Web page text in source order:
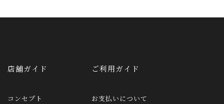
店舗ガイド
コンセプト
ご利用ガイド
お支払いについて